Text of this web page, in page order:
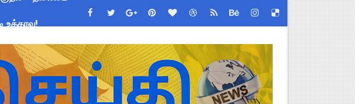
- நிதித்துறை அதிரடி தெளிவுரை உத்தரவு!
விடுப்பு கணக்கீடு – புதிய தெளிவுரை: முக்கிய செயல்முறைகள் வெளியீடு!